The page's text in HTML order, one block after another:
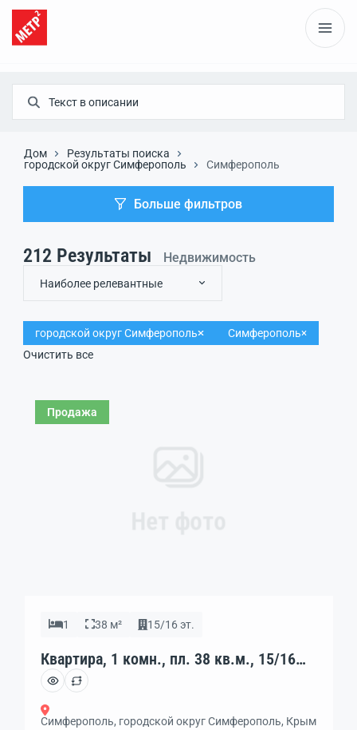
Дом
Результаты поиска
городской округ Симферополь
Симферополь
Больше фильтров
212 Результаты Недвижимость
Наиболее релевантные
городской округ Симферополь
Симферополь
Очистить все
Продажа
1 38 м² 15/16 эт.
Квартира, 1 комн., пл. 38 кв.м., 15/16
эт., код: 462351
Симферополь, городской округ Симферополь, Крым